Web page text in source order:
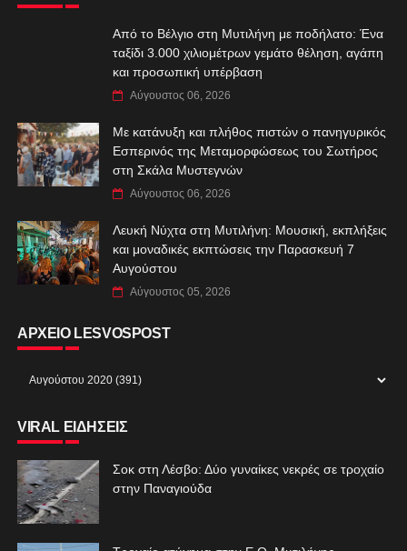
Από το Βέλγιο στη Μυτιλήνη με ποδήλατο: Ένα
ταξίδι 3.000 χιλιομέτρων γεμάτο θέληση, αγάπη
και προσωπική υπέρβαση
Αύγουστος 06, 2026
Με κατάνυξη και πλήθος πιστών ο πανηγυρικός
Εσπερινός της Μεταμορφώσεως του Σωτήρος
στη Σκάλα Μυστεγνών
Αύγουστος 06, 2026
Λευκή Νύχτα στη Μυτιλήνη: Μουσική, εκπλήξεις
και μοναδικές εκπτώσεις την Παρασκευή 7
Αυγούστου
Αύγουστος 05, 2026
ΑΡΧΕΙΟ LESVOSPOST
VIRAL ΕΙΔΗΣΕΙΣ
Σοκ στη Λέσβο: Δύο γυναίκες νεκρές σε τροχαίο
στην Παναγιούδα